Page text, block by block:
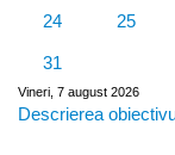
24 25
31
Vineri, 7 august 2026
Descrierea